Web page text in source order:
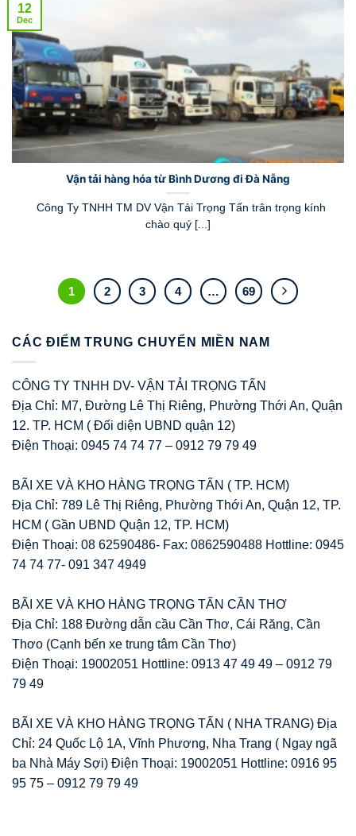
Vận tải hàng hóa từ Bình Dương đi Đà Nẵng
Công Ty TNHH TM DV Vận Tải Trọng Tấn trân trọng kính
chào quý [...]
12
Dec
1 2 3 4 … 69
CÁC ĐIỂM TRUNG CHUYỂN MIỀN NAM
CÔNG TY TNHH DV- VẬN TẢI TRỌNG TẤN
Địa Chỉ: M7, Đường Lê Thị Riêng, Phường Thới An, Quận
12. TP. HCM ( Đối diện UBND quận 12)
Điện Thoại: 0945 74 74 77 – 0912 79 79 49
BÃI XE VÀ KHO HÀNG TRỌNG TẤN ( TP. HCM)
Địa Chỉ: 789 Lê Thị Riêng, Phường Thới An, Quận 12, TP.
HCM ( Gần UBND Quận 12, TP. HCM)
Điện Thoại: 08 62590486- Fax: 0862590488 Hottline: 0945
74 74 77- 091 347 4949
BÃI XE VÀ KHO HÀNG TRỌNG TẤN CẦN THƠ
Địa Chỉ: 188 Đường dẫn cầu Cần Thơ, Cái Răng, Cần
Thơo (Cạnh bến xe trung tâm Cần Thơ)
Điện Thoại: 19002051 Hottline: 0913 47 49 49 – 0912 79
79 49
BÃI XE VÀ KHO HÀNG TRỌNG TẤN ( NHA TRANG) Địa
Chỉ: 24 Quốc Lộ 1A, Vĩnh Phương, Nha Trang ( Ngay ngã
ba Nhà Máy Sợi) Điện Thoại: 19002051 Hottline: 0916 95
95 75 – 0912 79 79 49